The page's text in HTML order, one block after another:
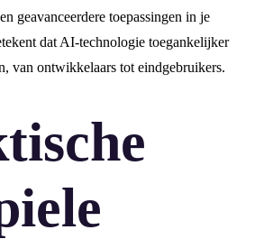
geavanceerdere toepassingen in je
dat AI-technologie toegankelijker
van ontwikkelaars tot eindgebruikers.